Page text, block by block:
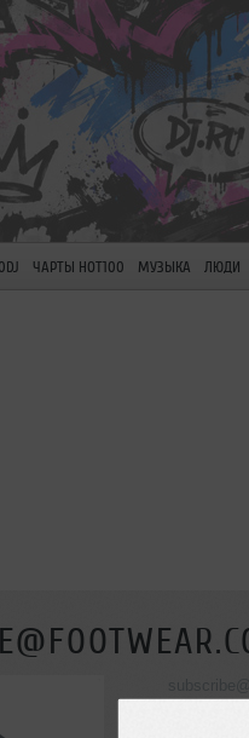
ЧАРТЫ HOT100 МУЗЫКА ЛЮДИ